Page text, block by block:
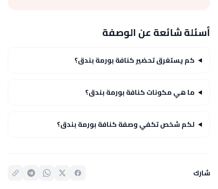
أسئلة شائعة عن الوصفة
كم يستغرق تحضير كنافة بورمة بندق؟
ما هي مكونات كنافة بورمة بندق؟
لكم شخص تكفي وصفة كنافة بورمة بندق؟
شارك